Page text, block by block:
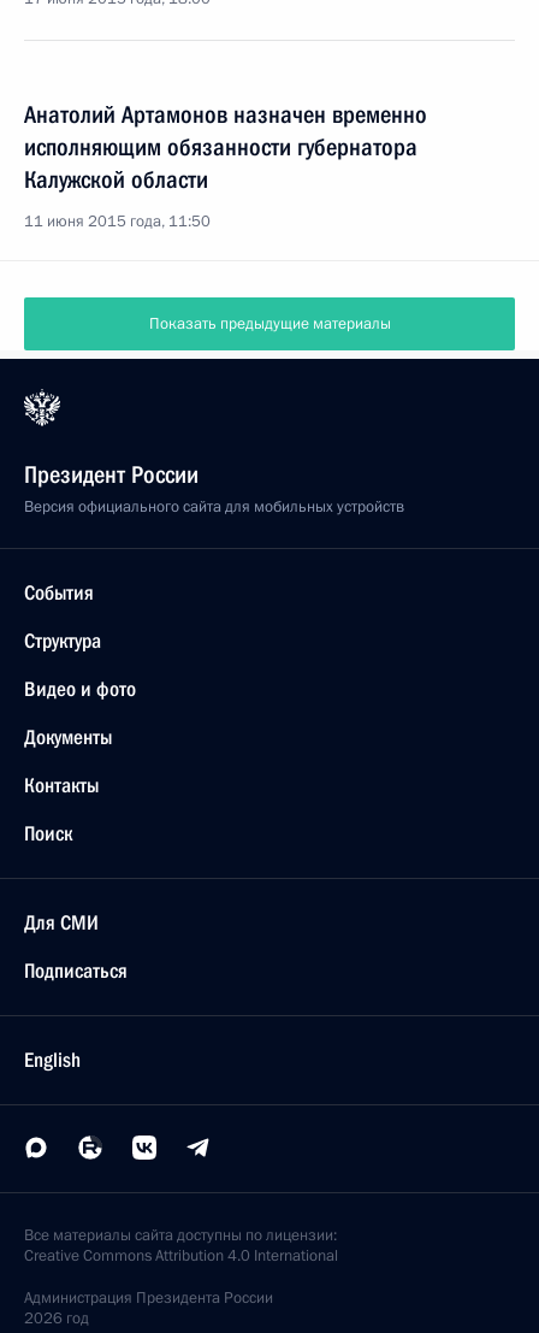
Анатолий Артамонов назначен временно
исполняющим обязанности губернатора
Калужской области
11 июня 2015 года, 11:50
Показать предыдущие материалы
Президент России
Версия официального сайта для мобильных устройств
События
Структура
Видео и фото
Документы
Контакты
Поиск
Для СМИ
Подписаться
English
Все материалы сайта доступны по лицензии:
Creative Commons Attribution 4.0 International
Администрация Президента России
2026 год